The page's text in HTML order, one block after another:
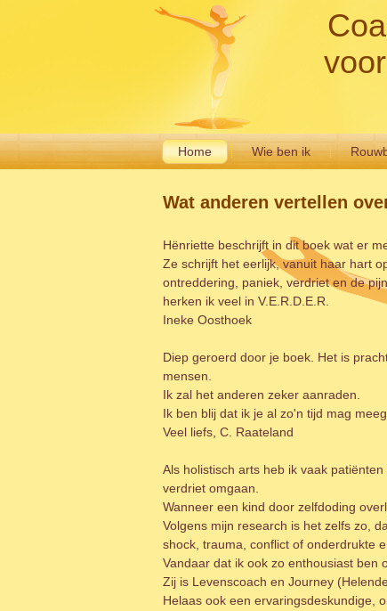
Home Wie ben ik
Wat anderen vertellen
Hënriette beschrijft in dit boek wat er
Ze schrijft het eerlijk, vanuit haar hart
ontreddering, paniek, verdriet en de
herken ik veel in V.E.R.D.E.R.
Ineke Oosthoek
Diep geroerd door je boek. Het is
mensen.
Ik zal het anderen zeker aanraden.
Ik ben blij dat ik je al zo'n tijd mag
Veel liefs, C. Raateland
Als holistisch arts heb ik vaak
verdriet omgaan.
Wanneer een kind door zelfdoding
Volgens mijn research is het zelfs zo,
shock, trauma, conflict of onderdrukte
Vandaar dat ik ook zo enthousiast ben
Zij is Levenscoach en Journey
Helaas ook een ervaringsdeskundige,